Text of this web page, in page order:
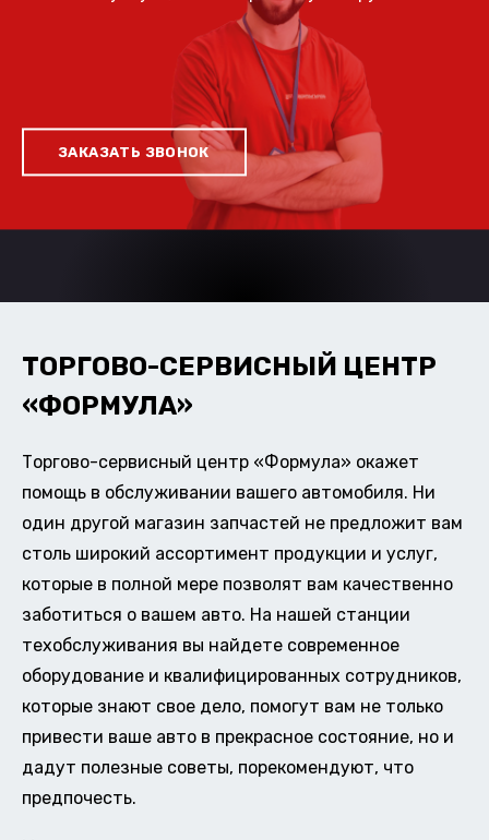
ЗАКАЗАТЬ ЗВОНОК
ТОРГОВО-СЕРВИСНЫЙ ЦЕНТР
«ФОРМУЛА»
Торгово-сервисный центр «Формула» окажет
помощь в обслуживании вашего автомобиля. Ни
один другой магазин запчастей не предложит вам
столь широкий ассортимент продукции и услуг,
которые в полной мере позволят вам качественно
заботиться о вашем авто. На нашей станции
техобслуживания вы найдете современное
оборудование и квалифицированных сотрудников,
которые знают свое дело, помогут вам не только
привести ваше авто в прекрасное состояние, но и
дадут полезные советы, порекомендуют, что
предпочесть.